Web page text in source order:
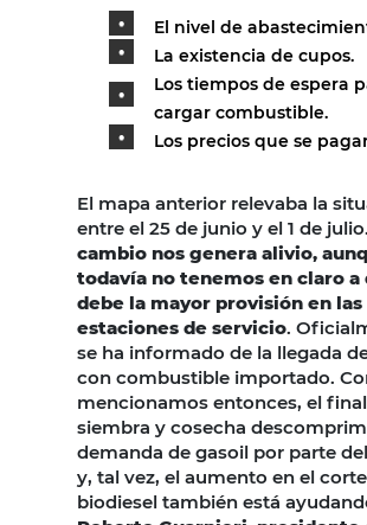
El nivel de
La existencia de cupos.
Los tiempos de espera
cargar combustible.
Los precios que se
El mapa anterior relevaba la
entre el 25 de junio y el 1 de julio.
cambio nos genera alivio,
todavía no tenemos en claro a
debe la mayor provisión en las
estaciones de servicio.
se ha informado de la llegada
con combustible importado.
mencionamos entonces, el
siembra y cosecha
demanda de gasoil por parte
y, tal vez, el aumento en el
biodiesel también está